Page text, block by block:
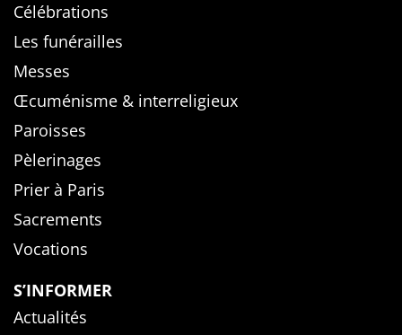
Célébrations
Les funérailles
Messes
Œcuménisme & interreligieux
Paroisses
Pèlerinages
Prier à Paris
Sacrements
Vocations
S’INFORMER
Actualités